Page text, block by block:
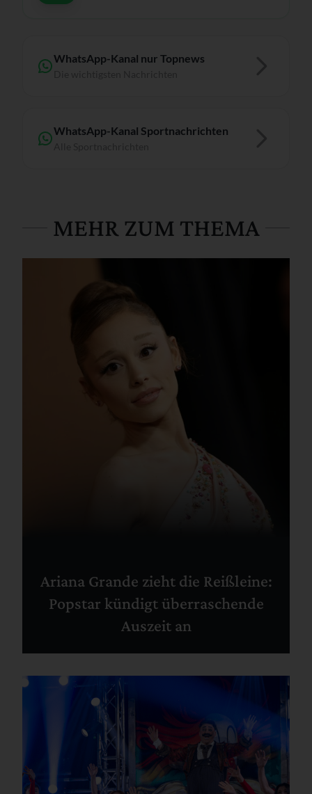
WhatsApp-Kanal nur Topnews
WhatsApp-Kanal Sportnachrichten
MEHR ZUM THEMA
Ariana Grande zieht die Reißleine:
Popstar kündigt überraschende
Auszeit an